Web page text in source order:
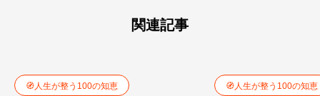
関連記事
🧭人生が整う100の知恵 🧭人生が整う100の知恵